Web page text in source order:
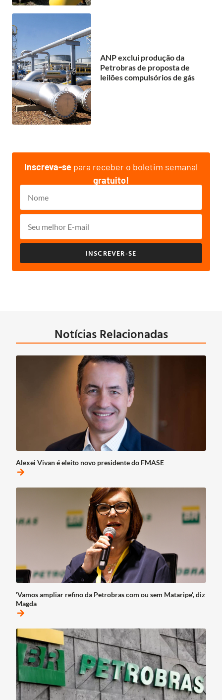
ANP exclui produção da
Petrobras de proposta de
leilões compulsórios de gás
Inscreva-se para receber o boletim semanal
gratuito!
INSCREVER-SE
Notícias Relacionadas
Alexei Vivan é eleito novo presidente do FMASE
arrow_forward
‘Vamos ampliar refino da Petrobras com ou sem Mataripe’, diz
Magda
arrow_forward